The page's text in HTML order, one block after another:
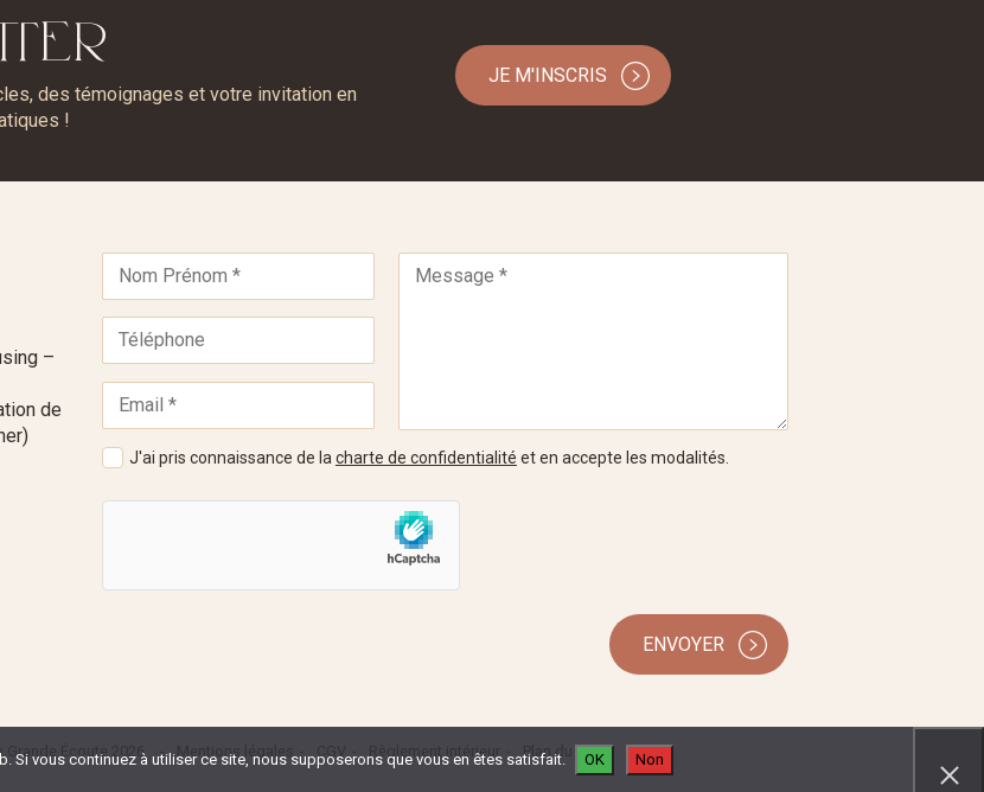
des témoignages et votre invitation en
!
JE M'INSCRIS
–
de
J'ai pris connaissance de lacharte de confidentialité et en accepte les modalités.
ENVOYER
Grande Écoute 2026 Mentions légales Règlement intérieur Plan du site
Si vous continuez à utiliser ce site, nous supposerons que vous en êtes satisfait. OK
Non